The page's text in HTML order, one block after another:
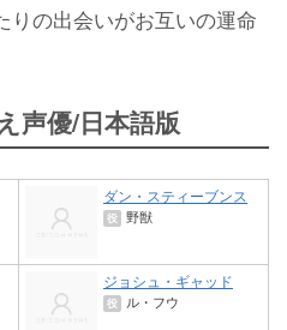
りの出会いがお互いの運命
声優/日本語版
ダン・スティーブンス
役 野獣
ジョシュ・ギャッド
役 ル・フウ